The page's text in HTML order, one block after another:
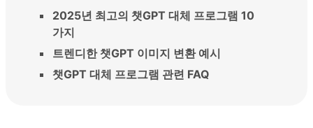
2025년 최고의 챗GPT 대체 프로그램 10
가지
트렌디한 챗GPT 이미지 변환 예시
챗GPT 대체 프로그램 관련 FAQ